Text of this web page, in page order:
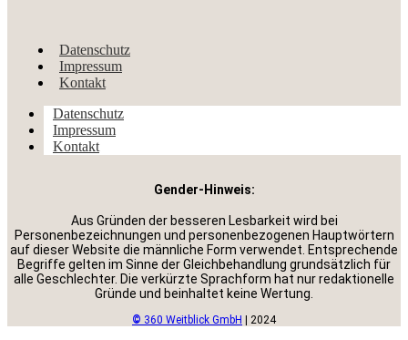
Datenschutz
Impressum
Kontakt
Datenschutz
Impressum
Kontakt
Gender-Hinweis:
Aus Gründen der besseren Lesbarkeit wird bei
Personenbezeichnungen und personenbezogenen Hauptwörtern
auf dieser Website die männliche Form verwendet. Entsprechende
Begriffe gelten im Sinne der Gleichbehandlung grundsätzlich für
alle Geschlechter. Die verkürzte Sprachform hat nur redaktionelle
Gründe und beinhaltet keine Wertung.
© 360 Weitblick GmbH | 2024